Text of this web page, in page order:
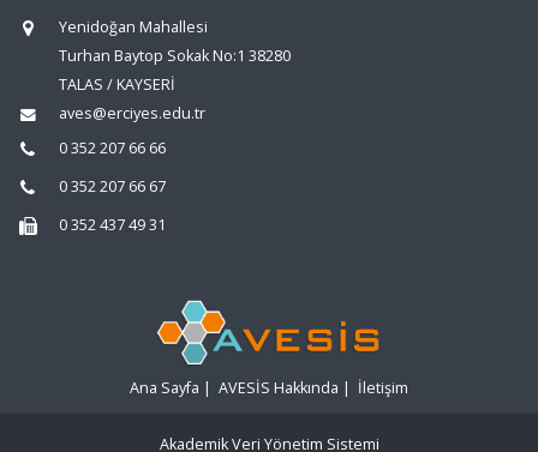
Yenidoğan Mahallesi
Turhan Baytop Sokak No:1 38280
TALAS / KAYSERİ
aves@erciyes.edu.tr
0 352 207 66 66
0 352 207 66 67
0 352 437 49 31
Ana Sayfa | AVESİS Hakkında | İletişim
Akademik Veri Yönetim Sistemi